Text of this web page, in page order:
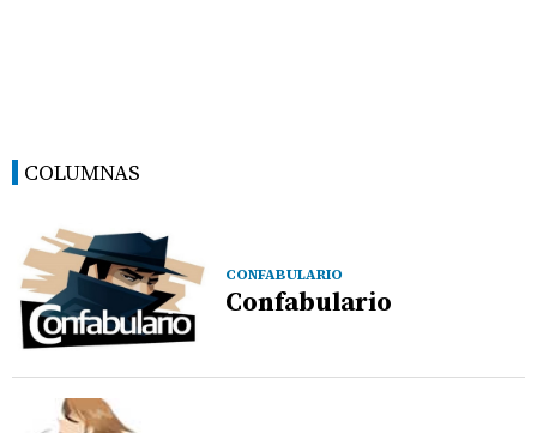
COLUMNAS
CONFABULARIO
Confabulario